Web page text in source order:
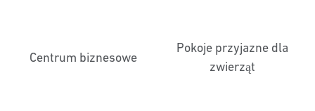
Centrum biznesowe
Pokoje przyjazne dla
zwierząt